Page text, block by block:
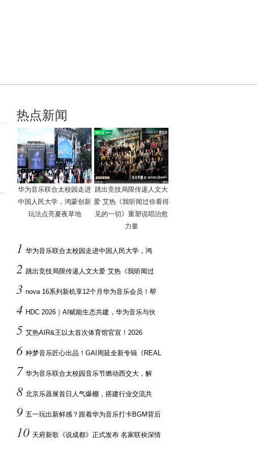
热点新闻
华为音乐联合太校园走进
中国人民大学，鸿蒙创新
玩法点亮夏夜草地
跳出竞技局限传递人文大
爱 艾热《我听闻过你看得
见的一切》重塑说唱治愈
力量
1 华为音乐联合太校园走进中国人民大学，鸿
2 跳出竞技局限传递人文大爱 艾热《我听闻过
3 nova 16系列新机享12个月华为音乐会员！帮
4 HDC 2026｜AI赋能生态共建，华为音乐与伙
5 艾热AIR&王以太首次体育馆官宣！2026
6 种梦音乐匠心出品！GAI周延全新专辑《REAL
7 华为音乐联合太校园音乐节燃动西交大，解
8 北京乐器展首日人气爆棚，搭建行业交流共
9 五一玩出新鲜感？跟着华为音乐打卡BGM背后
10 天府新歌《说成都》正式发布 名家联袂深情